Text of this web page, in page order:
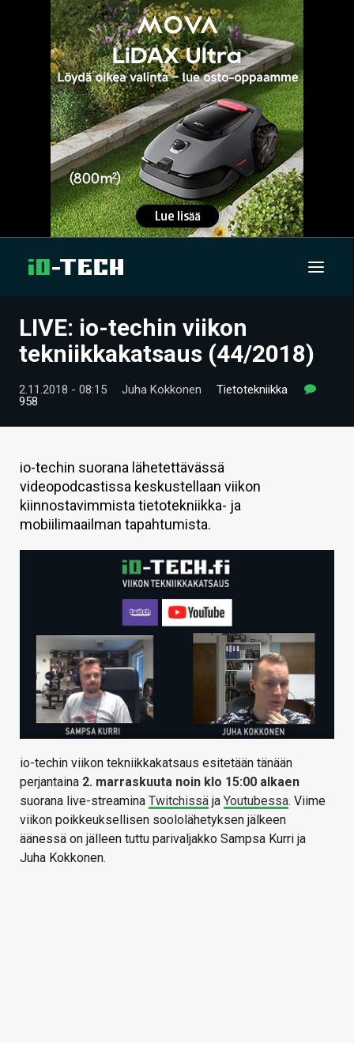
UUTISET
VIDEOT
TIETOA
HINTA.FI
HAKU
LIVE: io-techin viikon
tekniikkakatsaus (44/2018)
2.11.2018 - 08:15 Juha Kokkonen
Tietotekniikka
958
io-techin suorana lähetettävässä
videopodcastissa keskustellaan viikon
kiinnostavimmista tietotekniikka- ja
mobiilimaailman tapahtumista.
io-techin viikon tekniikkakatsaus esitetään tänään
perjantaina 2. marraskuuta noin klo 15:00 alkaen
suorana live-streamina Twitchissä ja Youtubessa. Viime
viikon poikkeuksellisen soololähetyksen jälkeen
äänessä on jälleen tuttu parivaljakko Sampsa Kurri ja
Juha Kokkonen.